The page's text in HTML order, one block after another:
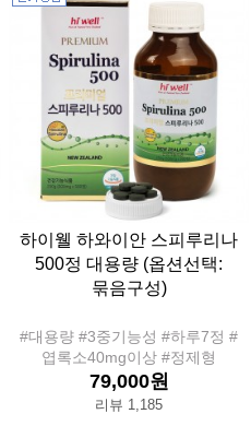
하이웰 하와이안 스피루리나
500정 대용량 (옵션선택:
묶음구성)
#대용량 #3중기능성 #하루7정 #
엽록소40mg이상 #정제형
79,000원
리뷰 1,185